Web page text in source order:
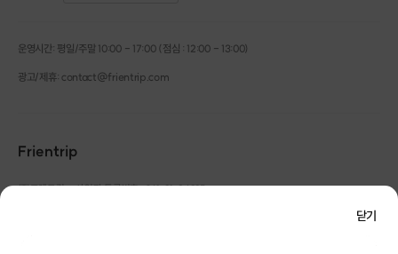
닫기
운영시간: 평일/주말 10:00 - 17:00 (점심 : 12:00 - 13:00)
광고/제휴: contact@frientrip.com
Frientrip
㈜프렌트립 | 사업자 등록번호 : 261-81-04385